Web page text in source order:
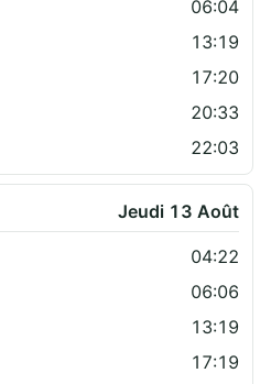
06:04
13:19
17:20
20:33
22:03
Jeudi 13 Août
04:22
06:06
13:19
17:19